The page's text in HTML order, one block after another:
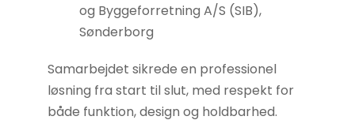
og Byggeforretning A/S (SIB),
Sønderborg
Samarbejdet sikrede en professionel
løsning fra start til slut, med respekt for
både funktion, design og holdbarhed.